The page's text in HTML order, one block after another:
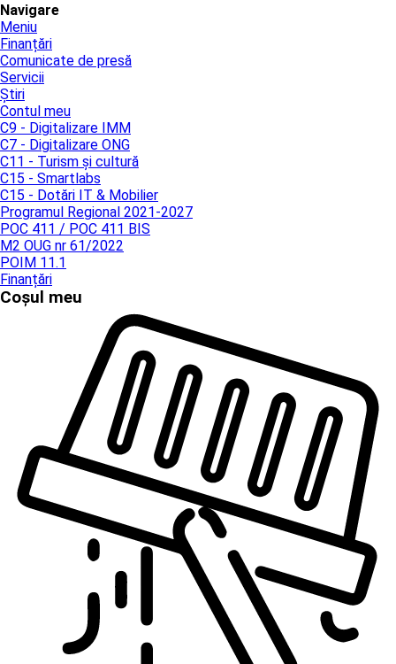
Navigare
Meniu
Finanțări
Comunicate de presă
Servicii
Știri
Contul meu
C9 - Digitalizare IMM
C7 - Digitalizare ONG
C11 - Turism și cultură
C15 - Smartlabs
C15 - Dotări IT & Mobilier
Programul Regional 2021-2027
POC 411 / POC 411 BIS
M2 OUG nr 61/2022
POIM 11.1
Finanțări
Coșul meu